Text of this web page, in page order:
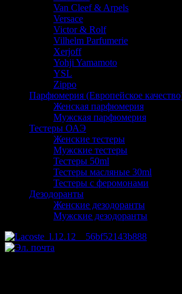
Van Cleef & Arpels
Versace
Victor & Rolf
Vilhelm Parfumerie
Xerjoff
Yohji Yamamoto
YSL
Zippo
Парфюмерия (Европейское
Женская парфюмерия
Мужская парфюмерия
Тестеры ОАЭ
Женские тестеры
Мужские тестеры
Тестеры 50ml
Тестеры масляные 30ml
Тестеры с феромонами
Дезодоранты
Женские дезодоранты
Мужские дезодоранты